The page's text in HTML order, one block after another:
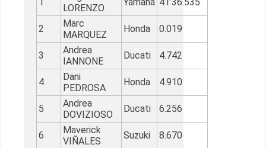
LORENZO
2
Marc
MARQUEZ
Honda 0.019
3
Andrea
IANNONE
Ducati 4.742
4
Dani
PEDROSA
Honda 4.910
5
Andrea
DOVIZIOSO
Ducati 6.256
6
Maverick
VIÑALES
Suzuki 8.670